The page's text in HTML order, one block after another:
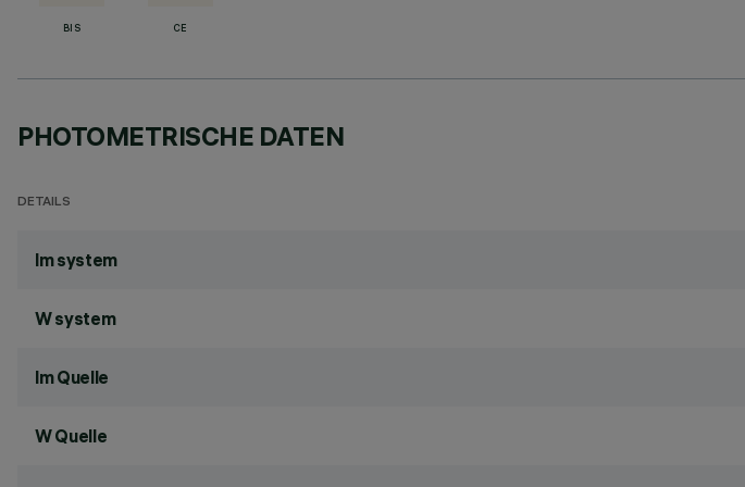
BIS CE
PHOTOMETRISCHE DATEN
DETAILS
lm system
W system
lm Quelle
W Quelle